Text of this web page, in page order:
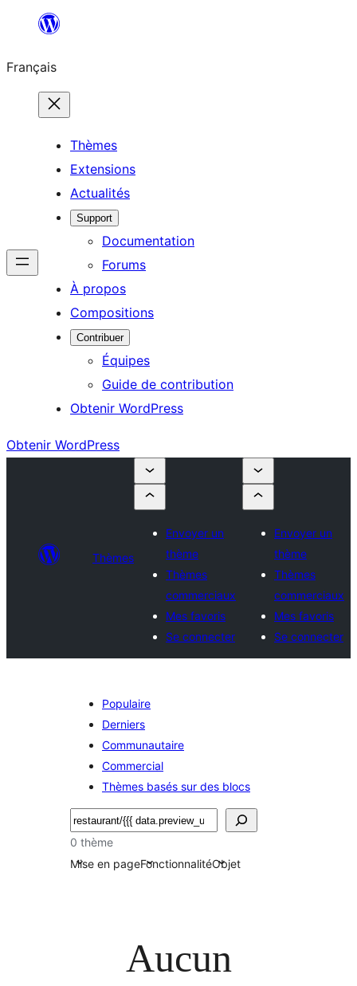
contenu
Français
Thèmes
Extensions
Actualités
Support
Documentation
Forums
À propos
Compositions
Contribuer
Équipes
Guide de contribution
Obtenir WordPress
Obtenir WordPress
Thèmes
Envoyer un
thème
Thèmes
commerciaux
Mes favoris
Se connecter
Envoyer un
thème
Thèmes
commerciaux
Mes favoris
Se connecter
Populaire
Derniers
Communautaire
Commercial
Thèmes basés sur des blocs
Rechercher
0 thème
Mise en pageFonctionnalitéObjet
Aucun